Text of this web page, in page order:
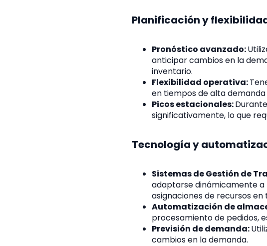
Planificación y
Pronóstico avanzado:
anticipar cambios en la
inventario.
Flexibilidad operativa:
en tiempos de alta
Picos estacionales:
significativamente, lo que
Tecnología y
Sistemas de Gestión de
adaptarse dinámicamente a
asignaciones de recursos en
Automatización de
procesamiento de pedidos,
Previsión de demanda:
cambios en la demanda.